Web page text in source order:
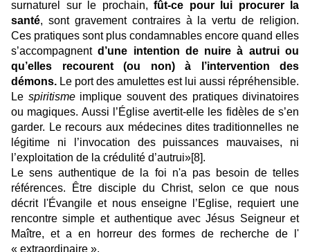
surnaturel sur le prochain, fût-ce pour lui procurer la
santé, sont gravement contraires à la vertu de religion.
Ces pratiques sont plus condamnables encore quand elles
s’accompagnentd’une intention de nuire à autrui ou
qu’elles recourent (ou non) à l’intervention des
démons. Le port des amulettes est lui aussi répréhensible.
Le spiritismeimplique souvent des pratiques divinatoires
ou magiques. Aussi l’Église avertit-elle les fidèles de s’en
garder. Le recours aux médecines dites traditionnelles ne
légitime ni l’invocation des puissances mauvaises, ni
l’exploitation de la crédulité d’autrui»[8].
Le sens authentique de la foi n'a pas besoin de telles
références. Être disciple du Christ, selon ce que nous
décrit l'Évangile et nous enseigne l’Eglise, requiert une
rencontre simple et authentique avec Jésus Seigneur et
Maître, et a en horreur des formes de recherche de l'
« extraordinaire ».